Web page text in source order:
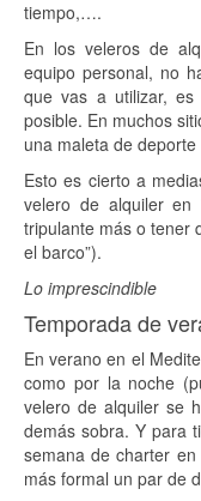
tiempo,….
En los veleros de
equipo personal, no
que vas a utilizar,
posible. En muchos
una maleta de deporte
Esto es cierto a
velero de alquiler
tripulante más o tener
el barco”).
Lo imprescindible
Temporada de
En verano en el
como por la noche
velero de alquiler se
demás sobra. Y para
semana de charter
más formal un par de